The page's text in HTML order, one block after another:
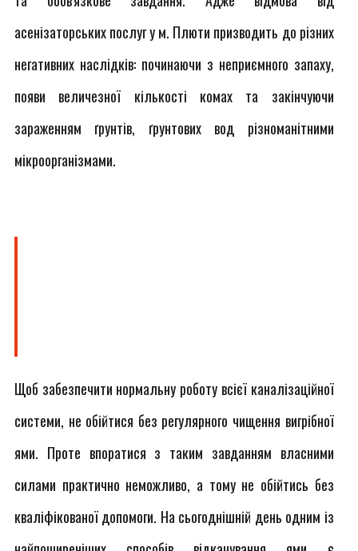
асенізаторських послуг у м. Плюти призводить до різних
негативних наслідків: починаючи з неприємного запаху,
появи величезної кількості комах та закінчуючи
зараженням ґрунтів, ґрунтових вод різноманітними
мікроорганізмами.
Щоб забезпечити нормальну роботу всієї каналізаційної
системи, не обійтися без регулярного чищення вигрібної
ями. Проте впоратися з таким завданням власними
силами практично неможливо, а тому не обійтись без
кваліфікованої допомоги. На сьогоднішній день одним із